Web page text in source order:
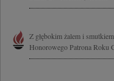
Z głębokim żalem i
Honorowego Patrona Roku